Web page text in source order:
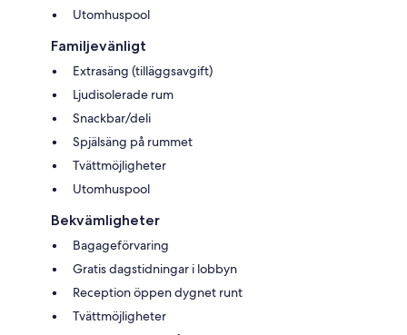
Utomhuspool
Familjevänligt
Extrasäng (tilläggsavgift)
Ljudisolerade rum
Snackbar/deli
Spjälsäng på rummet
Tvättmöjligheter
Utomhuspool
Bekvämligheter
Bagageförvaring
Gratis dagstidningar i lobbyn
Reception öppen dygnet runt
Tvättmöjligheter